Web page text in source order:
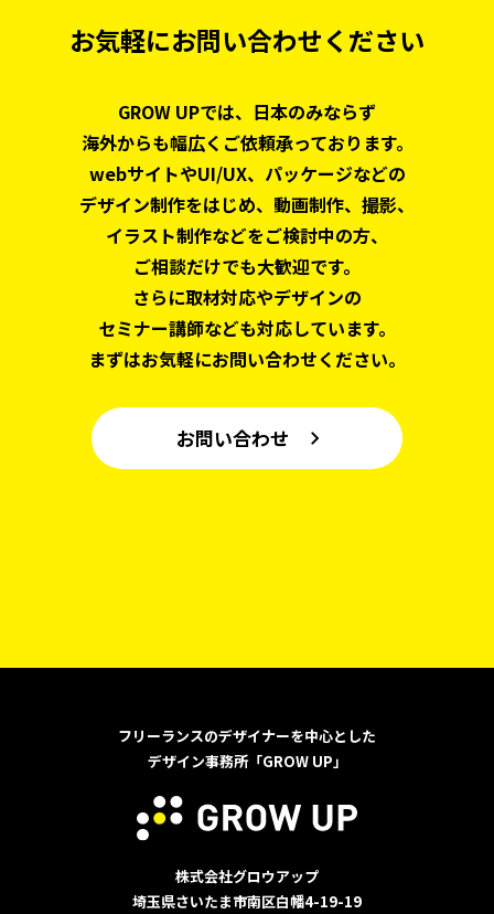
お気軽にお問い合わせください
GROW UPでは、日本のみならず
海外からも幅広くご依頼承っております。
webサイトやUI/UX、パッケージなどの
デザイン制作をはじめ、 動画制作、撮影、
イラスト制作などをご検討中の方、
ご相談だけでも大歓迎です。
さらに取材対応やデザインの
セミナー講師なども対応しています。
まずはお気軽にお問い合わせください。
お問い合わせ
フリーランスのデザイナーを中心とした
デザイン事務所「GROW UP」
株式会社グロウアップ
埼玉県さいたま市南区白幡4-19-19